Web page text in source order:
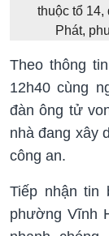
thuộc tổ
Phát,
Theo thông
12h40 cùng
đàn ông tử
nhà đang xây
công an.
Tiếp nhận tin
phường Vĩnh